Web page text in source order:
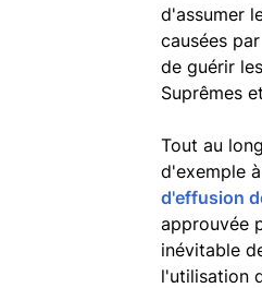
d'assumer
causées
de guérir
Suprêmes
Tout au
d'exemple
d'effusion
approuvée
inévitable
l'utilisation